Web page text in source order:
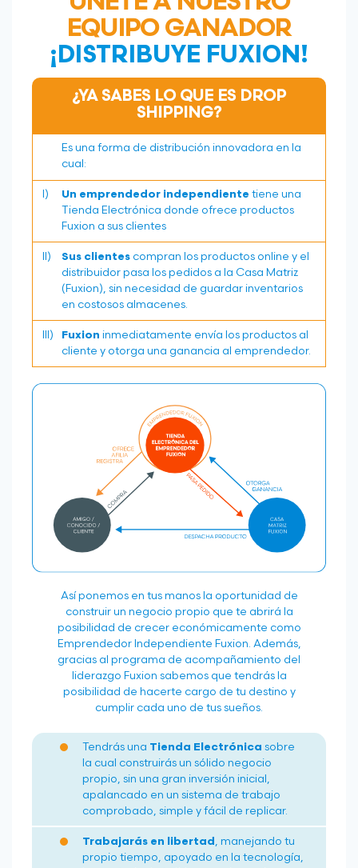
EQUIPO GANADOR
¡DISTRIBUYE FUXION!
¿YA SABES LO QUE ES DROP
SHIPPING?
Es una forma de distribución innovadora en la
cual:
I) Un emprendedor independiente tiene una
Tienda Electrónica donde ofrece productos
Fuxion a sus clientes
II) Sus clientes compran los productos online y el
distribuidor pasa los pedidos a la Casa Matriz
(Fuxion), sin necesidad de guardar inventarios
en costosos almacenes.
III) Fuxion inmediatamente envía los productos al
cliente y otorga una ganancia al emprendedor.
Así ponemos en tus manos la oportunidad de
construir un negocio propio que te abrirá la
posibilidad de crecer económicamente como
Emprendedor Independiente Fuxion. Además,
gracias al programa de acompañamiento del
liderazgo Fuxion sabemos que tendrás la
posibilidad de hacerte cargo de tu destino y
cumplir cada uno de tus sueños.
Tendrás una Tienda Electrónica sobre
la cual construirás un sólido negocio
propio, sin una gran inversión inicial,
apalancado en un sistema de trabajo
comprobado, simple y fácil de replicar.
Trabajarás en libertad , manejando tu
propio tiempo, apoyado en la tecnología,